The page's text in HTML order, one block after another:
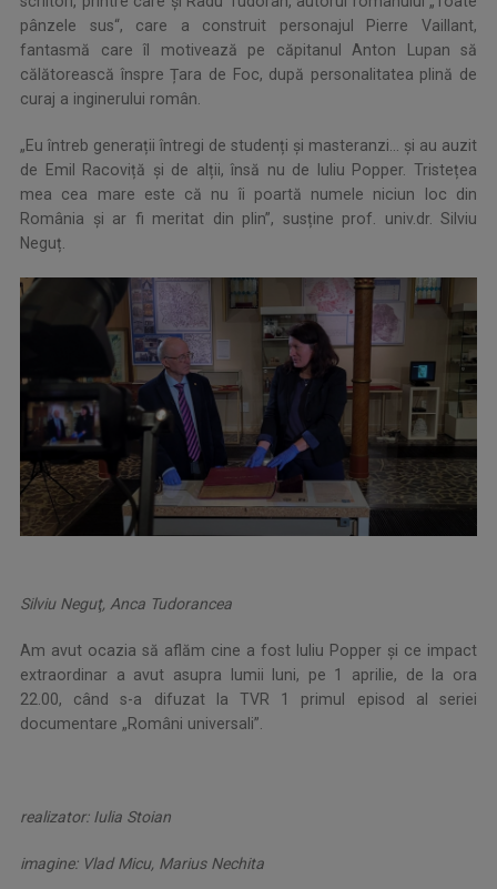
pânzele sus“, care a construit personajul Pierre Vaillant,
fantasmă care îl motivează pe căpitanul Anton Lupan să
călătorească înspre Țara de Foc, după personalitatea plină de
curaj a inginerului român.
„Eu întreb generații întregi de studenți și masteranzi... și au auzit
de Emil Racoviță și de alții, însă nu de Iuliu Popper. Tristețea
mea cea mare este că nu îi poartă numele niciun loc din
România și ar fi meritat din plin”, susține prof. univ.dr. Silviu
Neguț.
Silviu Neguţ, Anca Tudorancea
Am avut ocazia să aflăm cine a fost Iuliu Popper şi ce impact
extraordinar a avut asupra lumii luni, pe 1 aprilie, de la ora
22.00, când s-a difuzat la TVR 1 primul episod al seriei
documentare „Români universali”.
realizator: Iulia Stoian
imagine: Vlad Micu, Marius Nechita